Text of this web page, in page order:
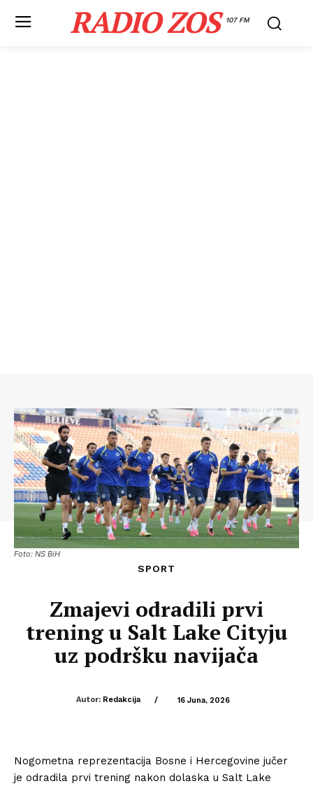
RADIO ZOS 107 FM
Foto: NS BiH
SPORT
Zmajevi odradili prvi
trening u Salt Lake Cityju
uz podršku navijača
Autor: Redakcija / 16 Juna, 2026
Nogometna reprezentacija Bosne i Hercegovine jučer
je odradila prvi trening nakon dolaska u Salt Lake